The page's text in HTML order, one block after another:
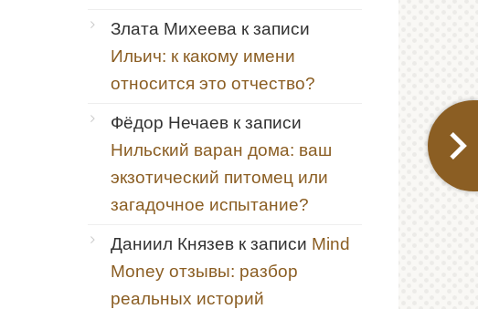
Злата Михеева к записи
Ильич: к какому имени
относится это отчество?
Фёдор Нечаев к записи
Нильский варан дома: ваш
экзотический питомец или
загадочное испытание?
Даниил Князев к записи Mind
Money отзывы: разбор
реальных историй